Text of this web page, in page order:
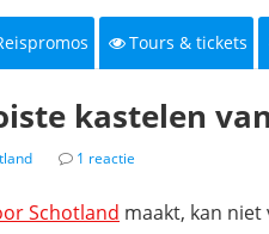
Tours & tickets
kastelen
1 reactie
Schotland maakt, kan